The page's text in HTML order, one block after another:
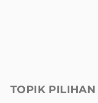
TOPIK PILIHAN